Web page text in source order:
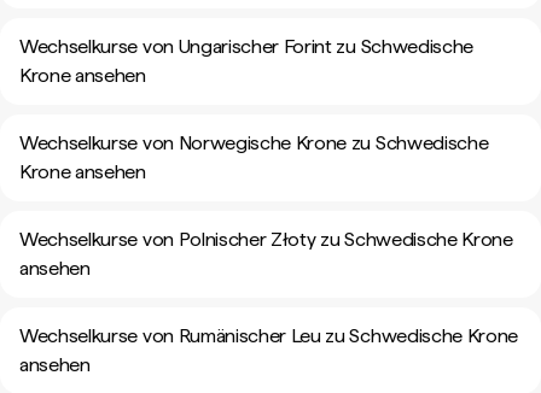
Wechselkurse von Ungarischer Forint zu Schwedische
Krone ansehen
Wechselkurse von Norwegische Krone zu Schwedische
Krone ansehen
Wechselkurse von Polnischer Złoty zu Schwedische Krone
ansehen
Wechselkurse von Rumänischer Leu zu Schwedische Krone
ansehen